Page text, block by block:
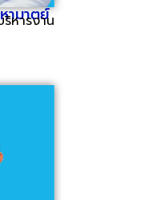
ามาตย์
หารงาน